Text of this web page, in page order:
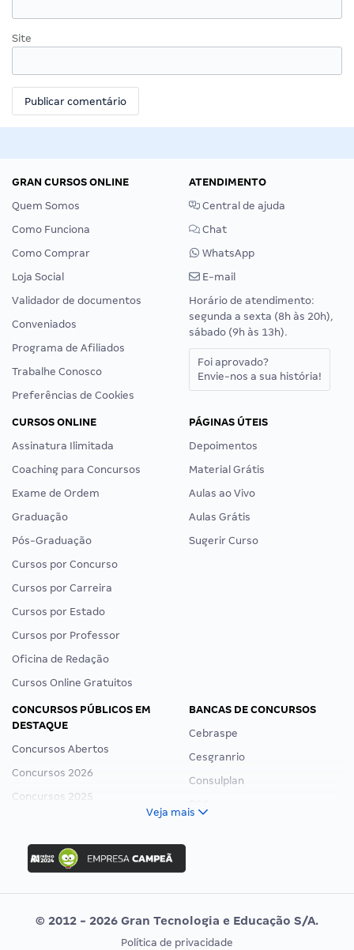
Site
GRAN CURSOS ONLINE
Quem Somos
Como Funciona
Como Comprar
Loja Social
Validador de documentos
Conveniados
Programa de Afiliados
Trabalhe Conosco
Preferências de Cookies
ATENDIMENTO
Central de ajuda
Chat
WhatsApp
E-mail
Horário de atendimento:
segunda a sexta (8h às 20h),
sábado (9h às 13h).
Foi aprovado?
Envie-nos a sua história!
CURSOS ONLINE
Assinatura Ilimitada
Coaching para Concursos
Exame de Ordem
Graduação
Pós-Graduação
Cursos por Concurso
Cursos por Carreira
Cursos por Estado
Cursos por Professor
Oficina de Redação
Cursos Online Gratuitos
PÁGINAS ÚTEIS
Depoimentos
Material Grátis
Aulas ao Vivo
Aulas Grátis
Sugerir Curso
CONCURSOS PÚBLICOS EM
DESTAQUE
Concursos Abertos
Concursos 2026
Concursos 2025
Concurso Ibama
Concurso MPU
Editais publicados
BANCAS DE CONCURSOS
Cebraspe
Cesgranrio
Consulplan
Vunesp
Veja mais
© 2012 - 2026 Gran Tecnologia e Educação S/A.
Política de privacidade